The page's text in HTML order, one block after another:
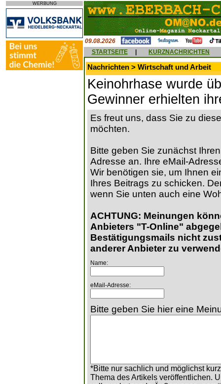
WERBUNG
09.08.2026
STARTSEITE
KURZNACHRICHTEN
Nachrichten > Wirtschaft und Arbeit
Keinohrhase wurde
Gewinner erhielten
Es freut uns, dass Sie zu
möchten.
Bitte geben Sie zunächst
Adresse an. Ihre eMail-
Wir benötigen sie, um Ihnen
Ihres Beitrags zu schicken.
wenn Sie unten auch eine
ACHTUNG: Meinungen
Anbieters "T-Online"
Bestätigungsmails nicht
anderer Anbieter zu
Name:
eMail-Adresse:
Bitte geben Sie hier eine
*Bitte nur sachlich und möglichst
Thema des Artikels veröffentlichen.